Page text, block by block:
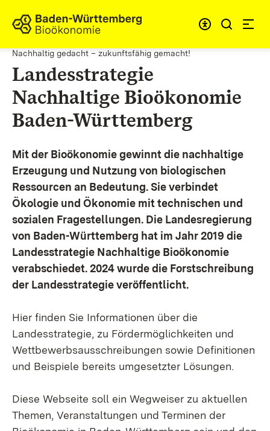
Zum Inhalt springen
Link zur Startseite
Nachhaltig gedacht – zukunftsfähig gemacht!
Landesstrategie
Nachhaltige Bioökonomie
Baden-Württemberg
Mit der Bioökonomie gewinnt die nachhaltige
Erzeugung und Nutzung von biologischen
Ressourcen an Bedeutung. Sie verbindet
Ökologie und Ökonomie mit technischen und
sozialen Fragestellungen. Die Landesregierung
von Baden-Württemberg hat im Jahr 2019 die
Landesstrategie Nachhaltige Bioökonomie
verabschiedet. 2024 wurde die Forstschreibung
der Landesstrategie veröffentlicht.
Hier finden Sie Informationen über die
Landesstrategie, zu Fördermöglichkeiten und
Wettbewerbsausschreibungen sowie Definitionen
und Beispiele bereits umgesetzter Lösungen.
Diese Webseite soll ein Wegweiser zu aktuellen
Themen, Veranstaltungen und Terminen der